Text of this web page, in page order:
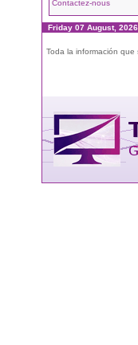
Contactez-nous
Friday 07 August, 2026
Toda la información